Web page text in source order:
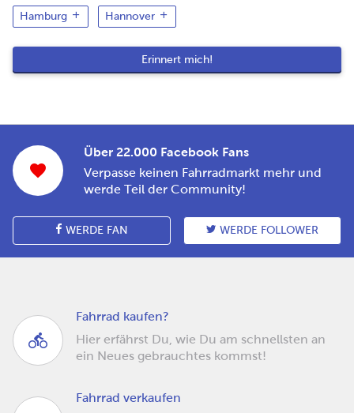
Hamburg Hannover
Über 22.000 Facebook Fans
Verpasse keinen Fahrradmarkt mehr und
werde Teil der Community!
WERDE FAN WERDE FOLLOWER
Fahrrad kaufen?
Hier erfährst Du, wie Du am schnellsten an
ein Neues gebrauchtes kommst!
Fahrrad verkaufen